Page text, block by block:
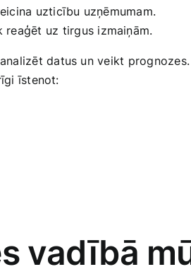
uzticību uzņēmumam.
reaģēt uz tirgus izmaiņām.
datus un‍ veikt
īstenot:
vadībā